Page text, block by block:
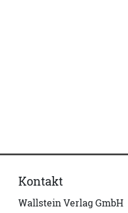
Kontakt
Wallstein Verlag GmbH